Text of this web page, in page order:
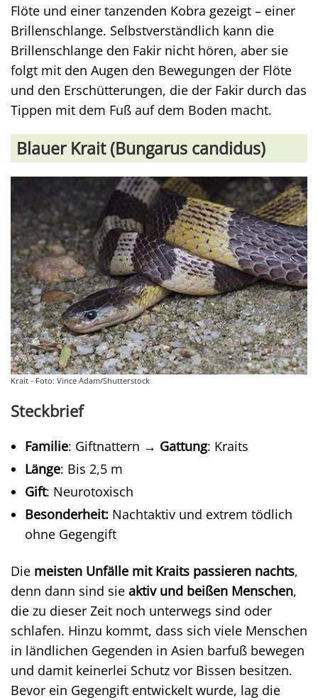
Flöte und einer tanzenden Kobra gezeigt – einer
Brillenschlange. Selbstverständlich kann die
Brillenschlange den Fakir nicht hören, aber sie
folgt mit den Augen den Bewegungen der Flöte
und den Erschütterungen, die der Fakir durch das
Tippen mit dem Fuß auf dem Boden macht.
Blauer Krait (Bungarus candidus)
Krait - Foto: Vince Adam/Shutterstock
Steckbrief
Familie: Giftnattern → Gattung: Kraits
Länge: Bis 2,5 m
Gift: Neurotoxisch
Besonderheit: Nachtaktiv und extrem tödlich
ohne Gegengift
Die meisten Unfälle mit Kraits passieren nachts,
denn dann sind sie aktiv und beißen Menschen,
die zu dieser Zeit noch unterwegs sind oder
schlafen. Hinzu kommt, dass sich viele Menschen
in ländlichen Gegenden in Asien barfuß bewegen
und damit keinerlei Schutz vor Bissen besitzen.
Bevor ein Gegengift entwickelt wurde, lag die